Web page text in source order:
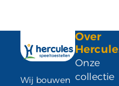
Wij bouwen
Over
Onze
collectie